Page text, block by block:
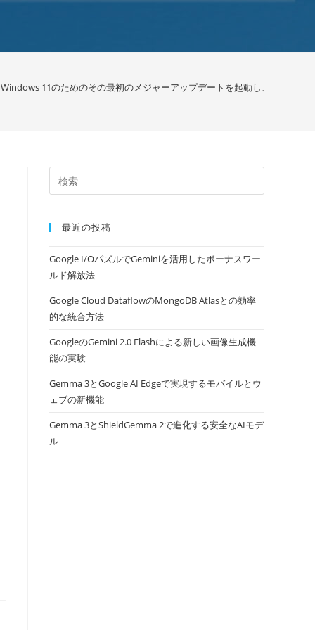
11のためのその最初のメジャーアップデートを起動し、それはい
最近の投稿
Google I/OパズルでGeminiを活用したボーナスワー
ルド解放法
Google Cloud DataflowのMongoDB Atlasとの効率
的な統合方法
GoogleのGemini 2.0 Flashによる新しい画像生成機
能の実験
Gemma 3とGoogle AI Edgeで実現するモバイルとウ
ェブの新機能
Gemma 3とShieldGemma 2で進化する安全なAIモデ
ル